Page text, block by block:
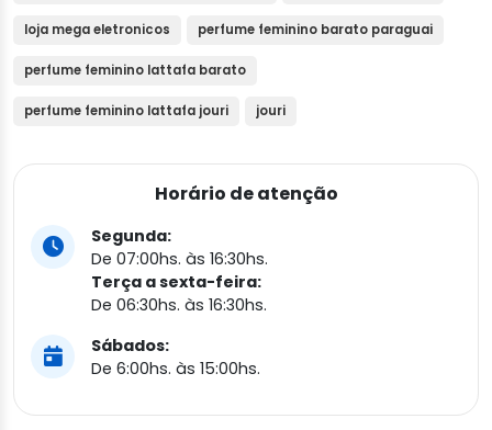
loja mega eletronicos perfume feminino barato paraguai
perfume feminino lattafa barato
perfume feminino lattafa jouri jouri
Horário de atenção
Segunda:
De 07:00hs. às 16:30hs.
Terça a sexta-feira:
De 06:30hs. às 16:30hs.
Sábados:
De 6:00hs. às 15:00hs.